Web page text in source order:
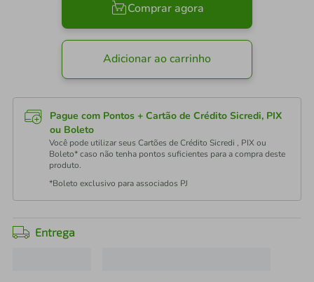
Comprar agora
Adicionar ao carrinho
Pague com Pontos + Cartão de Crédito Sicredi, PIX
ou Boleto
Você pode utilizar seus Cartões de Crédito Sicredi , PIX ou
Boleto* caso não tenha pontos suficientes para a compra deste
produto.
*Boleto exclusivo para associados PJ
Entrega